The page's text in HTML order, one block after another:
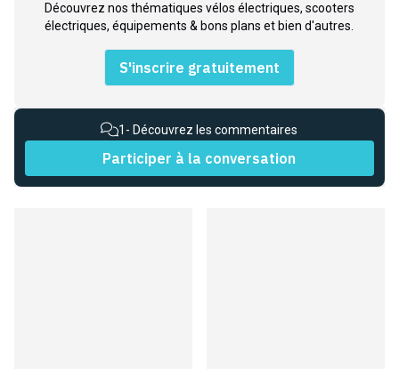
Découvrez nos thématiques vélos électriques, scooters
électriques, équipements & bons plans et bien d'autres.
S'inscrire gratuitement
1 - Découvrez les commentaires
Participer à la conversation